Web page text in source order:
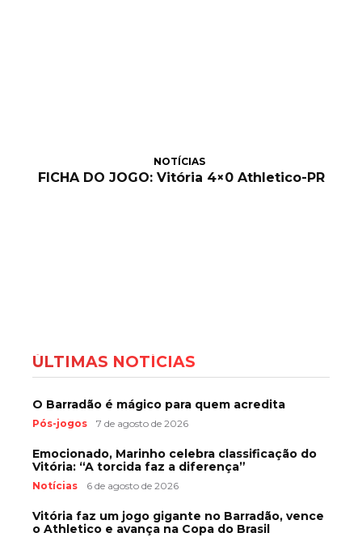
NOTÍCIAS
FICHA DO JOGO: Vitória 4×0 Athletico-PR
ÚLTIMAS NOTÍCIAS
O Barradão é mágico para quem acredita
Pós-jogos 7 de agosto de 2026
Emocionado, Marinho celebra classificação do
Vitória: “A torcida faz a diferença”
Notícias 6 de agosto de 2026
Vitória faz um jogo gigante no Barradão, vence
o Athletico e avança na Copa do Brasil